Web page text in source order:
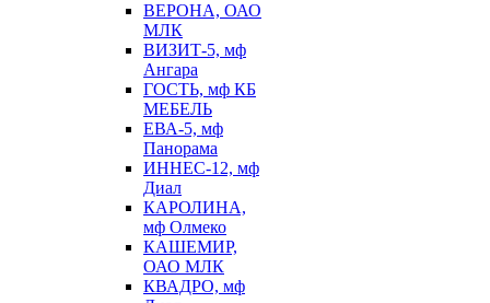
ВЕРОНА, ОАО
МЛК
ВИЗИТ-5, мф
Ангара
ГОСТЬ, мф КБ
МЕБЕЛЬ
ЕВА-5, мф
Панорама
ИННЕС-12, мф
Диал
КАРОЛИНА,
мф Олмеко
КАШЕМИР,
ОАО МЛК
КВАДРО, мф